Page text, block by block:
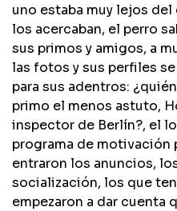
uno estaba muy lejos
los acercaban, el perro
sus primos y amigos, a
las fotos y sus perfiles
para sus adentros:
primo el menos astuto​,​
inspector de Berlín?, el
programa de motivación
entraron los anuncios,
socialización, los que
empezaron a dar cuenta